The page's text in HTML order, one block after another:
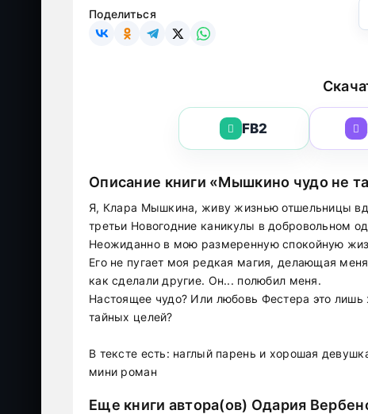
Поделиться
FB2
Описание книги «Мышкино чудо не
Я, Клара Мышкина, живу жизнью отшельницы
третьи Новогодние каникулы в добровольном
Неожиданно в мою размеренную спокойную
Его не пугает моя редкая магия, делающая
как сделали другие. Он... полюбил меня.
Настоящее чудо? Или любовь Фестера это
тайных целей?
В тексте есть: наглый парень и хорошая
мини роман
Еще книги автора(ов) Одария